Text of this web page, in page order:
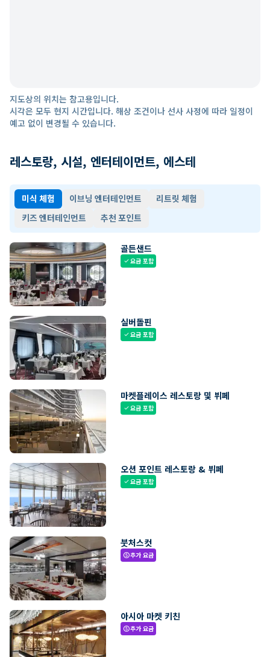
지도상의 위치는 참고용입니다.
시각은 모두 현지 시간입니다. 해상 조건이나 선사 사정에 따라 일정이
예고 없이 변경될 수 있습니다.
레스토랑, 시설, 엔터테이먼트, 에스테
미식 체험 이브닝 엔터테인먼트
리트릿 체험
키즈 엔터테인먼트
추천 포인트
골든샌드
check요금 포함
실버돌핀
check요금 포함
마켓플레이스 레스토랑 및 뷔페
check요금 포함
오션 포인트 레스토랑 & 뷔페
check요금 포함
붓처스컷
paid추가 요금
아시아 마켓 키친
paid추가 요금